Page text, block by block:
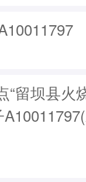
“留坝县火